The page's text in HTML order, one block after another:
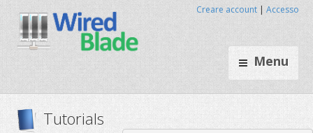
Menu
Creare account | Accesso